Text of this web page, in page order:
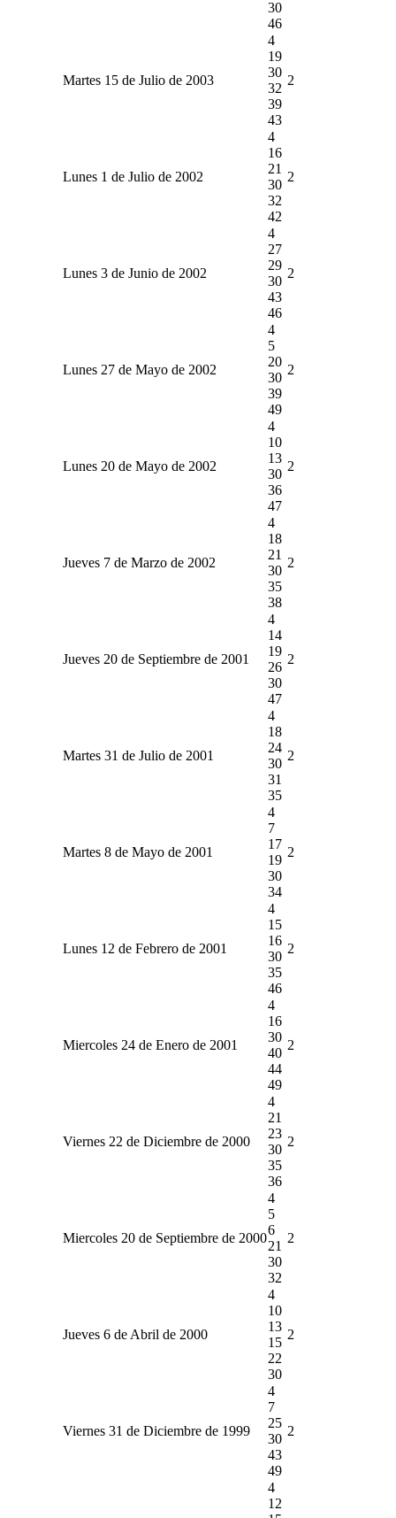
30
46
Martes 15 de Julio de 2003
4
19
30
32
39
43
2
Lunes 1 de Julio de 2002
4
16
21
30
32
42
2
Lunes 3 de Junio de 2002
4
27
29
30
43
46
2
Lunes 27 de Mayo de 2002
4
5
20
30
39
49
2
Lunes 20 de Mayo de 2002
4
10
13
30
36
47
2
Jueves 7 de Marzo de 2002
4
18
21
30
35
38
2
Jueves 20 de Septiembre de 2001
4
14
19
26
30
47
2
Martes 31 de Julio de 2001
4
18
24
30
31
35
2
Martes 8 de Mayo de 2001
4
7
17
19
30
34
2
Lunes 12 de Febrero de 2001
4
15
16
30
35
46
2
Miercoles 24 de Enero de 2001
4
16
30
40
44
49
2
Viernes 22 de Diciembre de 2000
4
21
23
30
35
36
2
Miercoles 20 de Septiembre de 2000
4
5
6
21
30
32
2
Jueves 6 de Abril de 2000
4
10
13
15
22
30
2
Viernes 31 de Diciembre de 1999
4
7
25
30
43
49
2
4
12